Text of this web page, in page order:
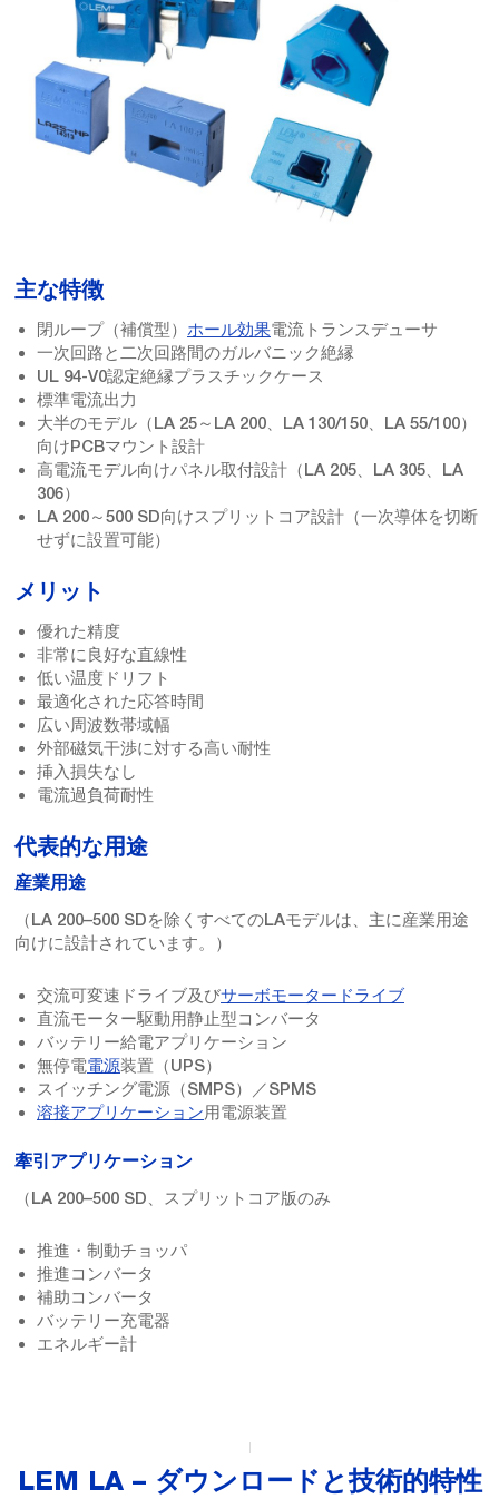
主な特徴
閉ループ（補償型） ホール効果電流トランスデューサ
一次回路と二次回路間のガルバニック絶縁
UL 94-V0認定絶縁プラスチックケース
標準電流出力
大半のモデル（LA 25～LA 200、LA 130/150、LA 55/100）
向けPCBマウント設計
高電流モデル向けパネル取付設計（LA 205、LA 305、LA
306）
LA 200～500 SD向けスプリットコア設計（一次導体を切断
せずに設置可能）
メリット
優れた精度
非常に良好な直線性
低い温度ドリフト
最適化された応答時間
広い周波数帯域幅
外部磁気干渉に対する高い耐性
挿入損失なし
電流過負荷耐性
代表的な用途
産業用途
（LA 200–500 SDを除くすべてのLAモデルは、主に産業用途
向けに設計されています。）
交流可変速ドライブ及びサーボモータードライブ
直流モーター駆動用静止型コンバータ
バッテリー給電アプリケーション
無停電電源装置（UPS）
スイッチング電源（SMPS）／SPMS
溶接アプリケーション用電源装置
牽引アプリケーション
（LA 200–500 SD、スプリットコア版のみ
推進・制動チョッパ
推進コンバータ
補助コンバータ
バッテリー充電器
エネルギー計
LEM LA – ダウンロードと技術的特性